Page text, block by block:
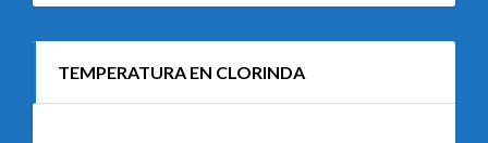
TEMPERATURA EN CLORINDA